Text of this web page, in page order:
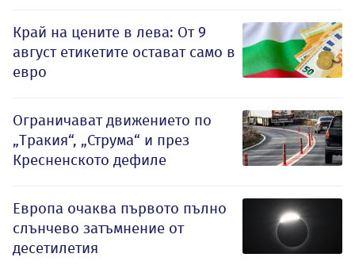
Край на цените в лева: От 9
август етикетите остават само в
евро
Ограничават движението по
„Тракия“, „Струма“ и през
Кресненското дефиле
Европа очаква първото пълно
слънчево затъмнение от
десетилетия